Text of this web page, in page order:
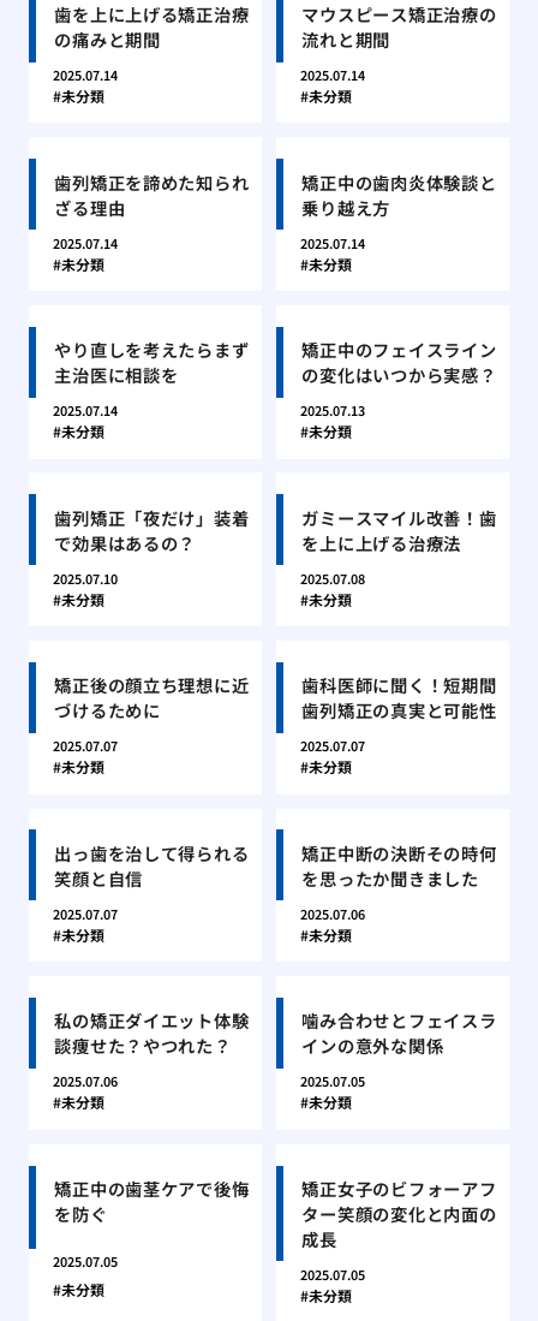
歯を上に上げる矯正治療
の痛みと期間
2025.07.14
未分類
マウスピース矯正治療の
流れと期間
2025.07.14
未分類
歯列矯正を諦めた知られ
ざる理由
2025.07.14
未分類
矯正中の歯肉炎体験談と
乗り越え方
2025.07.14
未分類
やり直しを考えたらまず
主治医に相談を
2025.07.14
未分類
矯正中のフェイスライン
の変化はいつから実感？
2025.07.13
未分類
歯列矯正「夜だけ」装着
で効果はあるの？
2025.07.10
未分類
ガミースマイル改善！歯
を上に上げる治療法
2025.07.08
未分類
矯正後の顔立ち理想に近
づけるために
2025.07.07
未分類
歯科医師に聞く！短期間
歯列矯正の真実と可能性
2025.07.07
未分類
出っ歯を治して得られる
笑顔と自信
2025.07.07
未分類
矯正中断の決断その時何
を思ったか聞きました
2025.07.06
未分類
私の矯正ダイエット体験
談痩せた？やつれた？
2025.07.06
未分類
噛み合わせとフェイスラ
インの意外な関係
2025.07.05
未分類
矯正中の歯茎ケアで後悔
を防ぐ
2025.07.05
未分類
矯正女子のビフォーアフ
ター笑顔の変化と内面の
成長
2025.07.05
未分類